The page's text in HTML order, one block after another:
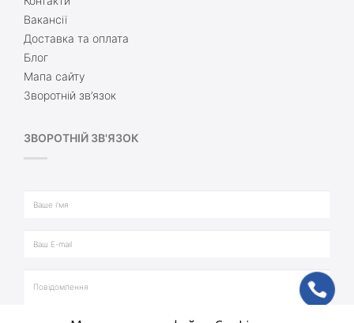
Вакансії
Доставка та оплата
Блог
Мапа сайту
Зворотній зв’язок
ЗВОРОТНІЙ ЗВ'ЯЗОК
ph